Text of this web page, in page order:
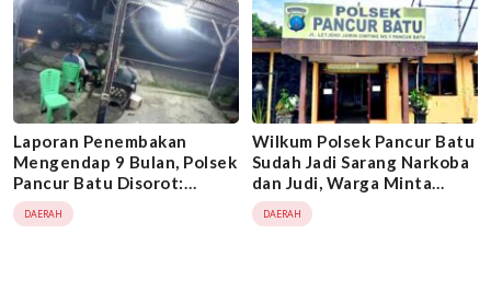
Laporan Penembakan
Mengendap 9 Bulan, Polsek
Pancur Batu Disorot:
Pelaku Masih Bebas, Aparat
Dinilai Mandul
DAERAH
Wilkum Polsek Pancur Batu
Sudah Jadi Sarang Narkoba
dan Judi, Warga Minta
Aparat Tidak Tutup Mata!!
DAERAH